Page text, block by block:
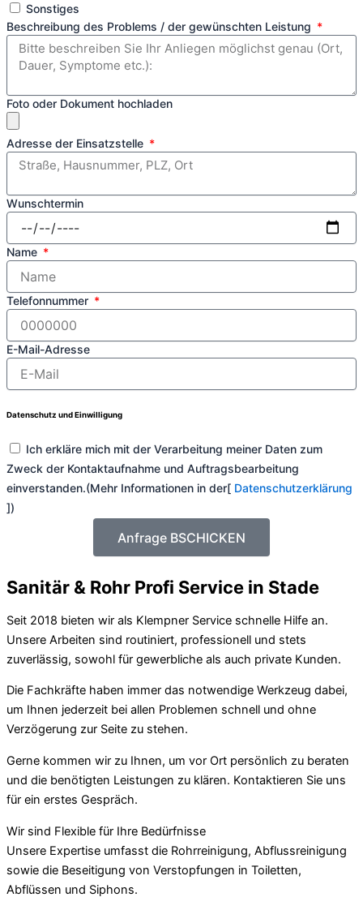
Sonstiges
Beschreibung des Problems / der gewünschten Leistung
Foto oder Dokument hochladen
Adresse der Einsatzstelle
Wunschtermin
Name
Telefonnummer
E-Mail-Adresse
Datenschutz und Einwilligung
Ich erkläre mich mit der Verarbeitung meiner Daten zum
Zweck der Kontaktaufnahme und Auftragsbearbeitung
einverstanden.(Mehr Informationen in der[ Datenschutzerklärung
])
Anfrage BSCHICKEN
Sanitär & Rohr Profi Service in Stade
Seit 2018 bieten wir als Klempner Service schnelle Hilfe an.
Unsere Arbeiten sind routiniert, professionell und stets
zuverlässig, sowohl für gewerbliche als auch private Kunden.
Die Fachkräfte haben immer das notwendige Werkzeug dabei,
um Ihnen jederzeit bei allen Problemen schnell und ohne
Verzögerung zur Seite zu stehen.
Gerne kommen wir zu Ihnen, um vor Ort persönlich zu beraten
und die benötigten Leistungen zu klären. Kontaktieren Sie uns
für ein erstes Gespräch.
Wir sind Flexible für Ihre Bedürfnisse
Unsere Expertise umfasst die Rohrreinigung, Abflussreinigung
sowie die Beseitigung von Verstopfungen in Toiletten,
Abflüssen und Siphons.